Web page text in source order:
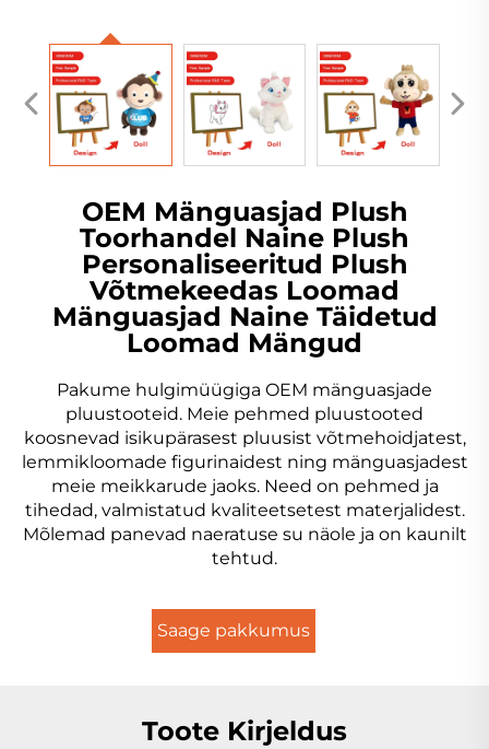
OEM Mänguasjad Plush
Toorhandel Naine Plush
Personaliseeritud Plush
Võtmekeedas Loomad
Mänguasjad Naine Täidetud
Loomad Mängud
Pakume hulgimüügiga OEM mänguasjade
pluustooteid. Meie pehmed pluustooted
koosnevad isikupärasest pluusist võtmehoidjatest,
lemmikloomade figurinaidest ning mänguasjadest
meie meikkarude jaoks. Need on pehmed ja
tihedad, valmistatud kvaliteetsetest materjalidest.
Mõlemad panevad naeratuse su näole ja on kaunilt
tehtud.
Saage pakkumus
Toote Kirjeldus